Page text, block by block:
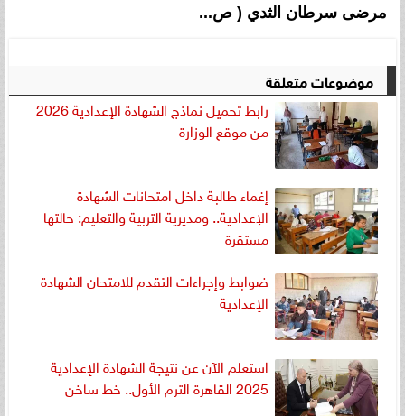
مرضى سرطان الثدي ( ص...
موضوعات متعلقة
رابط تحميل نماذج الشهادة الإعدادية 2026
من موقع الوزارة
إغماء طالبة داخل امتحانات الشهادة
الإعدادية.. ومديرية التربية والتعليم: حالتها
مستقرة
ضوابط وإجراءات التقدم للامتحان الشهادة
الإعدادية
استعلم الآن عن نتيجة الشهادة الإعدادية
2025 القاهرة الترم الأول.. خط ساخن